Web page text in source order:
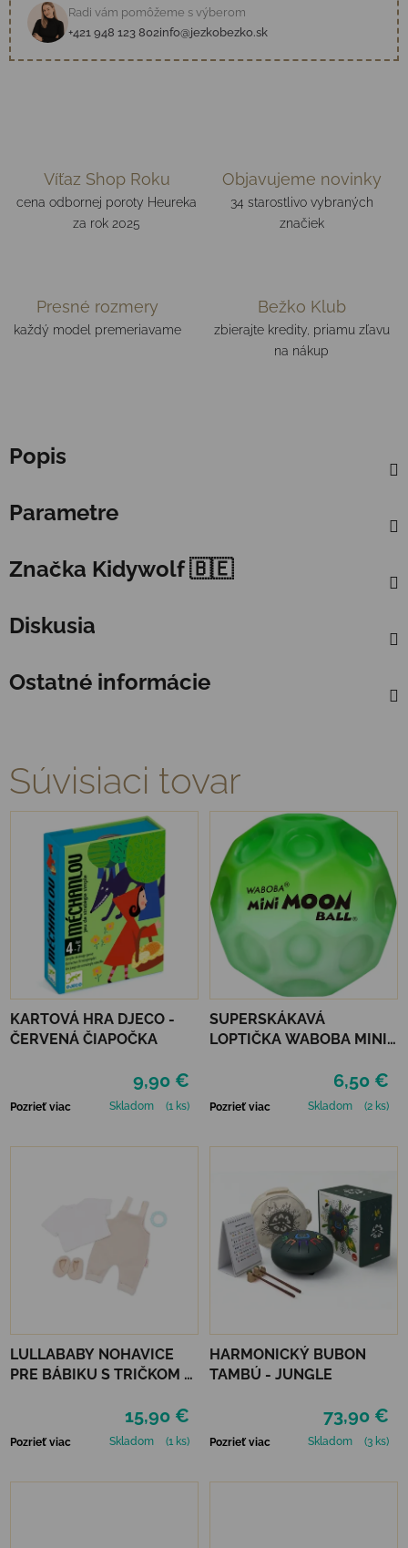
Radi vám pomôžeme s výberom
+421 948 123 802info@jezkobezko.sk
Víťaz Shop Roku
cena odbornej poroty Heureka
za rok 2025
Objavujeme novinky
34 starostlivo vybraných
značiek
Presné rozmery
každý model premeriavame
Bežko Klub
zbierajte kredity, priamu zľavu
na nákup
Popis
Parametre
Značka Kidywolf 🇧🇪
Diskusia
Ostatné informácie
Súvisiaci tovar
KARTOVÁ HRA DJECO -
ČERVENÁ ČIAPOČKA
9,90 €
Pozrieť viac Skladom (1 ks)
SUPERSKÁKAVÁ
LOPTIČKA WABOBA MINI
6,50 €
Pozrieť viac Skladom (2 ks)
LULLABABY NOHAVICE
PRE BÁBIKU S TRIČKOM A
15,90 €
Pozrieť viac Skladom (1 ks)
HARMONICKÝ BUBON
TAMBÚ - JUNGLE
73,90 €
Pozrieť viac Skladom (3 ks)